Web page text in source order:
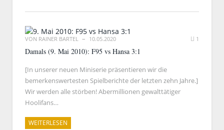
VON RAINER BARTEL 10.05.2020 1
Damals (9. Mai 2010): F95 vs Hansa 3:1
[In unserer neuen Miniserie präsentieren wir die
bemerkenswertesten Spielberichte der letzten zehn Jahre.]
Wir werden alle störben! Abermillionen gewalttätiger
Hoolifans…
WEITERLESEN